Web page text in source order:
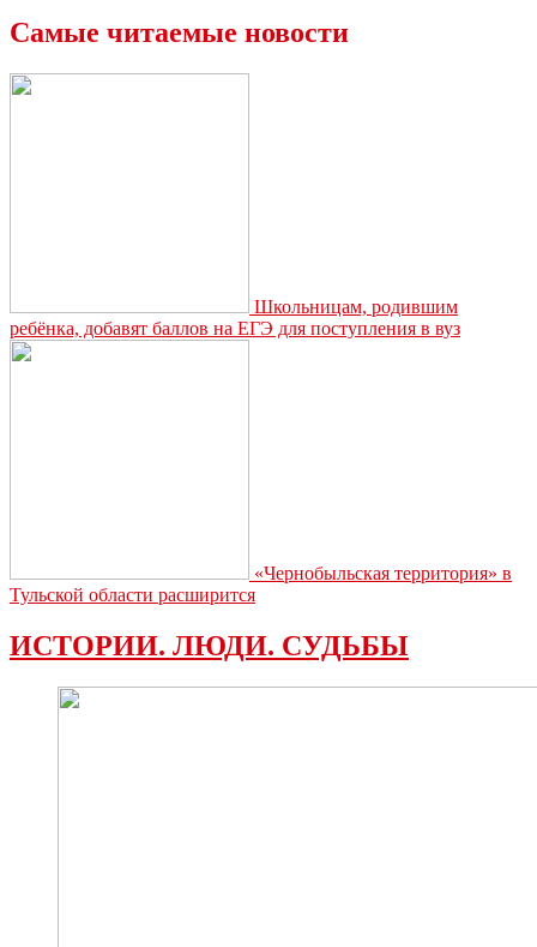
Самые читаемые новости
Школьницам, родившим
ребёнка, добавят баллов на ЕГЭ для поступления в вуз
«Чернобыльская территория» в
Тульской области расширится
ИСТОРИИ. ЛЮДИ. СУДЬБЫ